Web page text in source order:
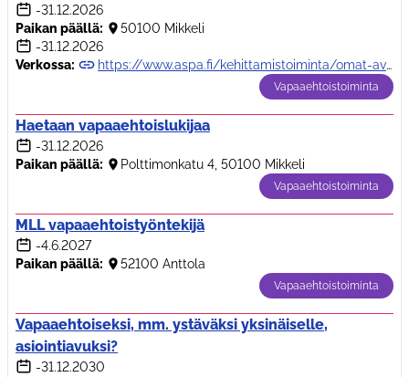
-31.12.2026
Paikan päällä:
50100 Mikkeli
-31.12.2026
Verkossa:
https://www.aspa.fi/kehittamistoiminta/omat-avaimet/
Vapaaehtoistoiminta
Haetaan vapaaehtoislukijaa
-31.12.2026
Paikan päällä:
Polttimonkatu 4, 50100 Mikkeli
Vapaaehtoistoiminta
MLL vapaaehtoistyöntekijä
-4.6.2027
Paikan päällä:
52100 Anttola
Vapaaehtoistoiminta
Vapaaehtoiseksi, mm. ystäväksi yksinäiselle,
asiointiavuksi?
-31.12.2030